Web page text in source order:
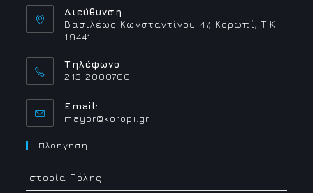
Διεύθυνση
Βασιλέως Κωνσταντίνου 47, Κορωπί, Τ.Κ.
19441
Τηλέφωνο
213 2000700
Email:
mayor@koropi.grOpens
Πλοηγηση
Ιστορία Πόλης